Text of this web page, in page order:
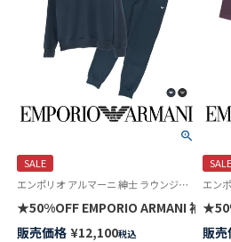
SALE
エンポリオ アルマーニ 紳士 ラウンジウェア 公式オンラインショップ 部屋着
販売価格 ¥12,100税込
SALE
販